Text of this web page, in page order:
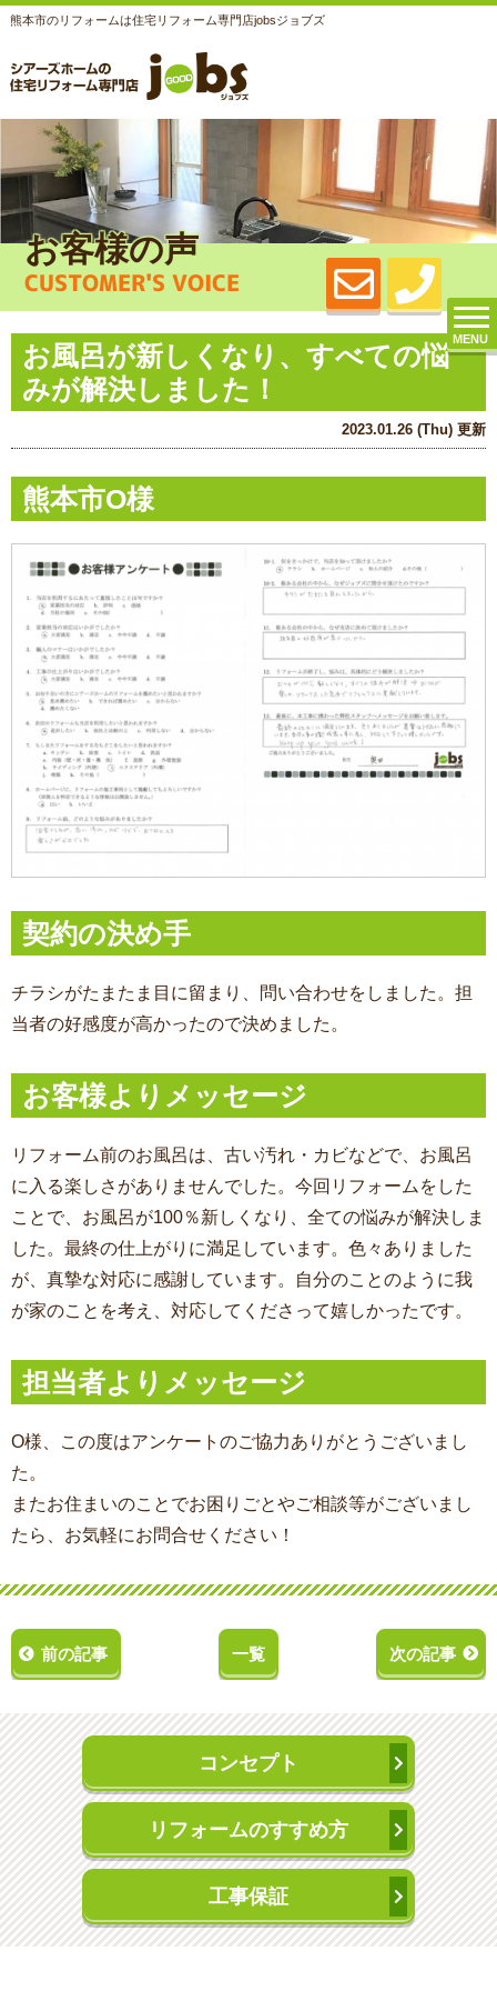
熊本市のリフォームは住宅リフォーム専門店jobsジョブズ
MENU
お客様の声
CUSTOMER'S VOICE
お風呂が新しくなり、すべての悩
みが解決しました！
2023.01.26 (Thu) 更新
熊本市O様
契約の決め手
チラシがたまたま目に留まり、問い合わせをしました。担
当者の好感度が高かったので決めました。
お客様よりメッセージ
リフォーム前のお風呂は、古い汚れ・カビなどで、お風呂
に入る楽しさがありませんでした。今回リフォームをした
ことで、お風呂が100％新しくなり、全ての悩みが解決しま
した。最終の仕上がりに満足しています。色々ありました
が、真摯な対応に感謝しています。自分のことのように我
が家のことを考え、対応してくださって嬉しかったです。
担当者よりメッセージ
O様、この度はアンケートのご協力ありがとうございまし
た。
またお住まいのことでお困りごとやご相談等がございまし
たら、お気軽にお問合せください！
前の記事 一覧 次の記事
コンセプト
リフォームのすすめ方
工事保証